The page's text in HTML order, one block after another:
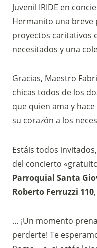
Juvenil IRIDE en
Hermanito una breve
proyectos caritativos
necesitados y una
Gracias, Maestro
chicas todos de los
que quien ama y
su corazón a los
Estáis todos
del concierto
Parroquial Santa
Roberto Ferruzzi 110
… ¡Un momento
perderte! Te